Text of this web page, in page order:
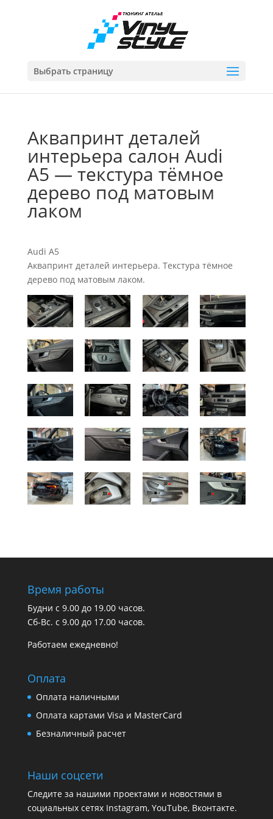
Выбрать страницу
Аквапринт деталей
интерьера салон Audi
A5 — текстура тёмное
дерево под матовым
лаком
Audi A5
Аквапринт деталей интерьера. Текстура тёмное
дерево под матовым лаком.
Время работы
Будни с 9.00 до 19.00 часов.
Сб-Вс. с 9.00 до 17.00 часов.
Работаем ежедневно!
Оплата
Оплата наличными
Оплата картами Visa и MasterCard
Безналичный расчет
Наши соцсети
Следите за нашими проектами и новостями в
социальных сетях Instagram, YouTube, Вконтакте.